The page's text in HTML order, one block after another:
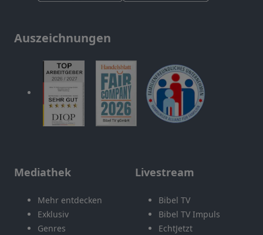
Auszeichnungen
Mediathek
Mehr entdecken
Exklusiv
Genres
Livestream
Bibel TV
Bibel TV Impuls
EchtJetzt